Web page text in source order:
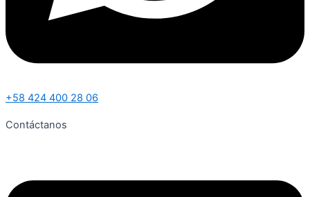
+58 424 400 28 06
Contáctanos